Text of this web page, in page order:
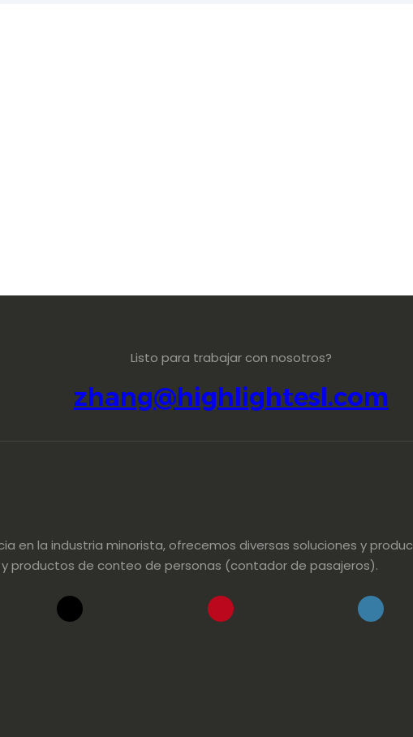
Listo para trabajar con nosotros?
zhang@highlightesl.com
en la industria minorista, ofrecemos diversas soluciones y
productos de conteo de personas (contador de pasajeros).